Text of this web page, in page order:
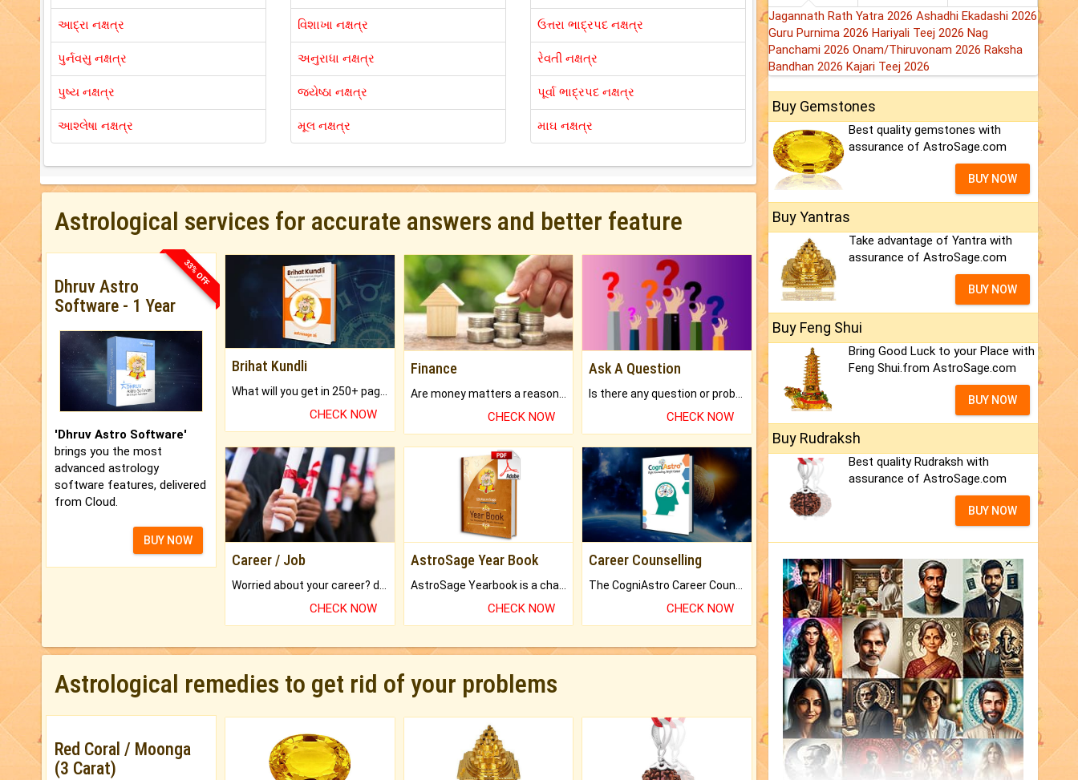
આદ્રા નક્ષત્ર
પુર્નવસુ નક્ષત્ર
પુષ્ય નક્ષત્ર
આશ્લેષા નક્ષત્ર
વિશાખા નક્ષત્ર
અનુરાધા નક્ષત્ર
જ્યેષ્ઠા નક્ષત્ર
મૂલ નક્ષત્ર
ઉત્તરા ભાદ્રપદ નક્ષત્ર
રેવતી નક્ષત્ર
પૂર્વા ભાદ્રપદ નક્ષત્ર
માઘ નક્ષત્ર
Astrological services for accurate answers and better feature
33% OFF
Dhruv Astro
Software - 1 Year
'Dhruv Astro Software'
brings you the most
advanced astrology
software features, delivered
from Cloud.
BUY NOW
Brihat Kundli
CHECK NOW
Finance
CHECK NOW
Ask A Question
CHECK NOW
Career / Job
CHECK NOW
AstroSage Year Book
CHECK NOW
Career Counselling
CHECK NOW
Astrological remedies to get rid of your problems
Red Coral / Moonga
(3 Carat)
Jagannath Rath Yatra 2026 Ashadhi Ekadashi 2026
Guru Purnima 2026 Hariyali Teej 2026 Nag
Panchami 2026 Onam/Thiruvonam 2026 Raksha
Bandhan 2026 Kajari Teej 2026
Buy Gemstones
Best quality gemstones with
assurance of AstroSage.com
BUY NOW
Buy Yantras
Take advantage of Yantra with
assurance of AstroSage.com
BUY NOW
Buy Feng Shui
Bring Good Luck to your Place with
Feng Shui.from AstroSage.com
BUY NOW
Buy Rudraksh
Best quality Rudraksh with
assurance of AstroSage.com
BUY NOW